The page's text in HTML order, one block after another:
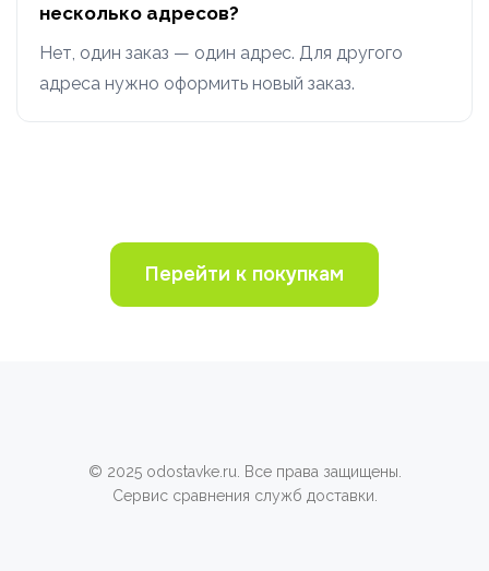
несколько адресов?
Нет, один заказ — один адрес. Для другого
адреса нужно оформить новый заказ.
Перейти к покупкам
© 2025 odostavke.ru. Все права защищены.
Сервис сравнения служб доставки.